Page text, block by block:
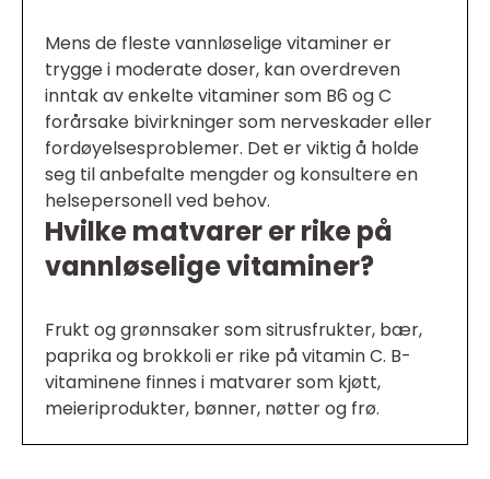
Mens de fleste vannløselige vitaminer er
trygge i moderate doser, kan overdreven
inntak av enkelte vitaminer som B6 og C
forårsake bivirkninger som nerveskader eller
fordøyelsesproblemer. Det er viktig å holde
seg til anbefalte mengder og konsultere en
helsepersonell ved behov.
Hvilke matvarer er rike på
vannløselige vitaminer?
Frukt og grønnsaker som sitrusfrukter, bær,
paprika og brokkoli er rike på vitamin C. B-
vitaminene finnes i matvarer som kjøtt,
meieriprodukter, bønner, nøtter og frø.